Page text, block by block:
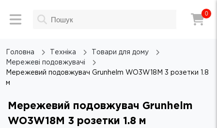
0
Головна Техніка
Товари для дому
Мережеві подовжувачі
Мережевий подовжувач Grunhelm WO3W18M 3 розетки 1.8
м
Мережевий подовжувач Grunhelm
WO3W18M 3 розетки 1.8 м